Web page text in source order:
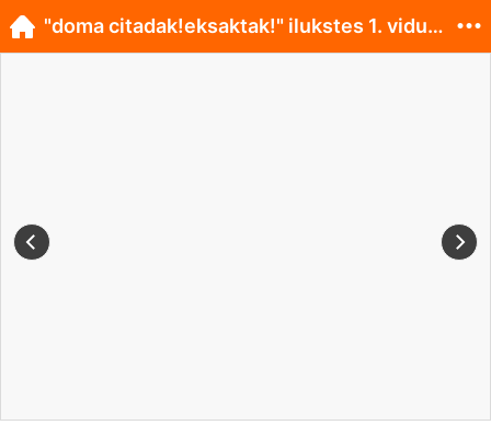
"doma citadak!eksaktak!" ilukstes 1. vidusskola